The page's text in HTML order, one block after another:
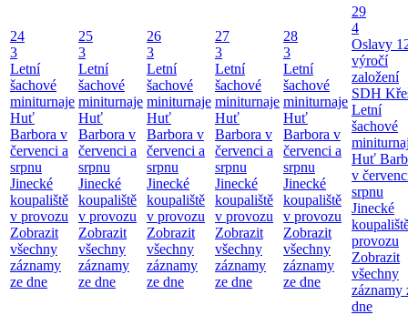
24
3
Letní
šachové
miniturnaje
Huť
Barbora v
červenci a
srpnu
Jinecké
koupaliště
v provozu
Zobrazit
všechny
záznamy
ze dne
25
3
Letní
šachové
miniturnaje
Huť
Barbora v
červenci a
srpnu
Jinecké
koupaliště
v provozu
Zobrazit
všechny
záznamy
ze dne
26
3
Letní
šachové
miniturnaje
Huť
Barbora v
červenci a
srpnu
Jinecké
koupaliště
v provozu
Zobrazit
všechny
záznamy
ze dne
27
3
Letní
šachové
miniturnaje
Huť
Barbora v
červenci a
srpnu
Jinecké
koupaliště
v provozu
Zobrazit
všechny
záznamy
ze dne
28
3
Letní
šachové
miniturnaje
Huť
Barbora v
červenci a
srpnu
Jinecké
koupaliště
v provozu
Zobrazit
všechny
záznamy
ze dne
29
4
Oslavy
výročí
založení
SDH
Letní
šachové
Huť
v
srpnu
Jinecké
provozu
Zobrazit
všechny
záznamy
dne